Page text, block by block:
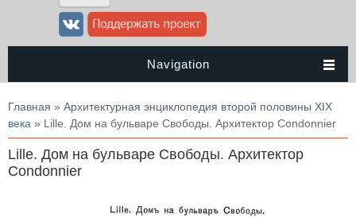
Navigation
Вы здесь
Главная » Архитектурная энциклопедия второй половины XIX
века » Lille. Дом на бульваре Свободы. Архитектор Condonnier
Lille. Дом на бульваре Свободы. Архитектор
Condonnier